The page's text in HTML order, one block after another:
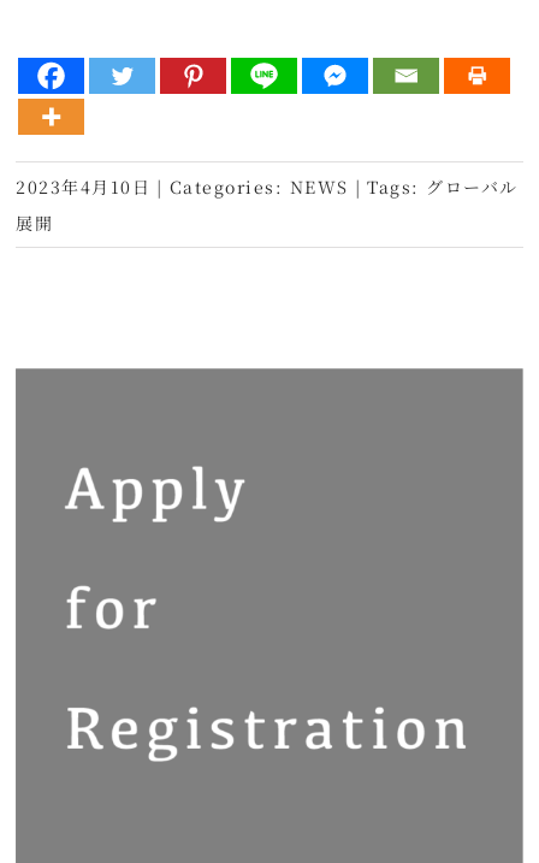
2023年4月10日 | Categories: NEWS | Tags: グローバル
展開